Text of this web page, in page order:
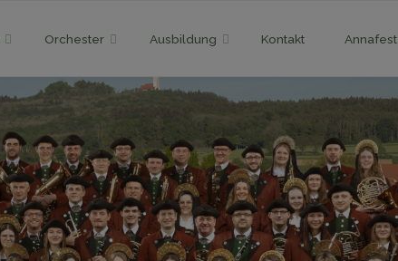
Orchester Ausbildung Kontakt Annafest